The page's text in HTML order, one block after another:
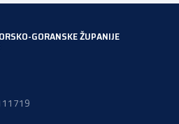
GORANSKE ŽUPANIJE